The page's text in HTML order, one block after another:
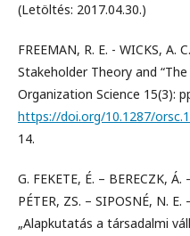
(Letöltés: 2017.04.30.)
FREEMAN, R. E. - WICKS, A.
Stakeholder Theory and
Organization Science 15(3):
https://doi.org/10.1287/
14.
G. FEKETE, É. – BERECZK,
PÉTER, ZS. – SIPOSNÉ, N. E.
„Alapkutatás a társadalmi